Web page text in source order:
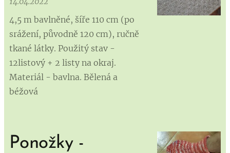
4,5 m bavlněné, šíře 110 cm (po
srážení, původně 120 cm), ručně
tkané látky. Použitý stav -
12listový + 2 listy na okraj.
Materiál - bavlna. Bělená a
béžová
Ponožky -